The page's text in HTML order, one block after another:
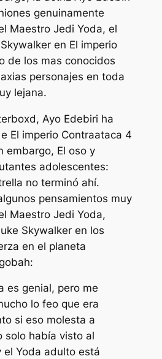
genuinamente
Maestro Jedi Yoda, el
en El imperio
de los mas conocidos
personajes en toda
lejana.
Ayo Edebiri ha
El imperio Contraataca 4
embargo, El osoy
adolescentes:
no terminó ahí.
pensamientos muy
Maestro Jedi Yoda,
Skywalker en los
en el planeta
es genial, pero me
lo feo que era
si eso molesta a
solo había visto al
el Yoda adulto está